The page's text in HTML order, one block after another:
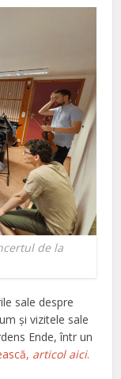
de la
sale despre
și vizitele sale
Ende, într un
articol aici.